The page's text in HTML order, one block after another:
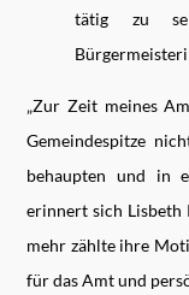
tätig zu
„Zur Zeit meines
Gemeindespitze
behaupten und in
erinnert sich Lisbeth
mehr zählte ihre
für das Amt und